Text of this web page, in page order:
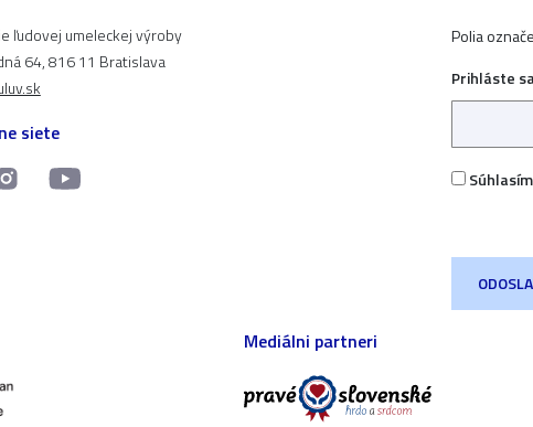
ľudovej umeleckej výroby
64, 816 11 Bratislava
siete
Polia
Prihláste
Mediálni partneri